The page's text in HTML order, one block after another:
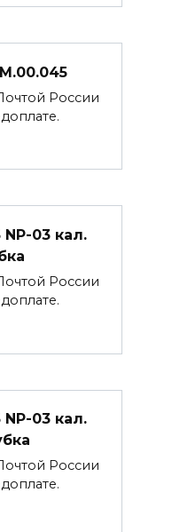
России
03 кал.
России
03 кал.
России